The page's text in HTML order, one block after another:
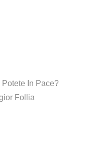
In Pace?
Follia